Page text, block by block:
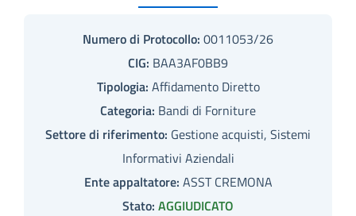
Numero di Protocollo: 0011053/26
CIG: BAA3AF0BB9
Tipologia: Affidamento Diretto
Categoria: Bandi di Forniture
Settore di riferimento: Gestione acquisti, Sistemi
Informativi Aziendali
Ente appaltatore: ASST CREMONA
Stato: AGGIUDICATO